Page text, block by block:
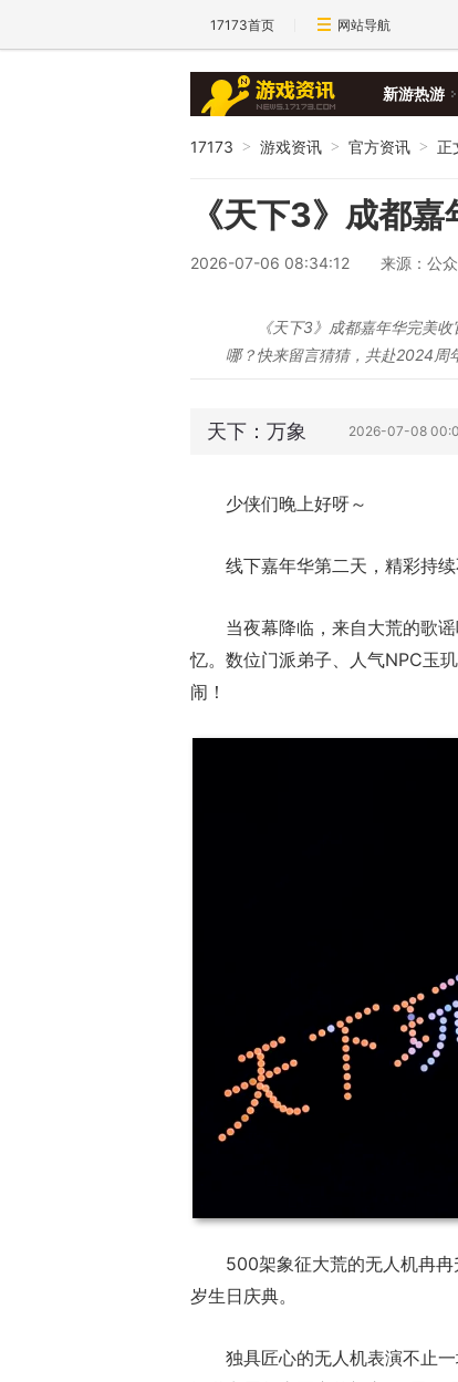
17173首页 网站导航
新游热游
17173 > 游戏资讯 > 官方资讯 > 正
《天下3》成都
2026-07-06 08:34:12 来源：公
《天下3》成都嘉年华完美
哪？快来留言猜猜，共赴2024周
天下：万象 2026-07-08
少侠们晚上好呀～
线下嘉年华第二天，精彩持
当夜幕降临，来自大荒的歌
忆。数位门派弟子、人气NPC玉
闹！
500架象征大荒的无人机冉
岁生日庆典。
独具匠心的无人机表演不止
正惊漫谈：
什么网游翅